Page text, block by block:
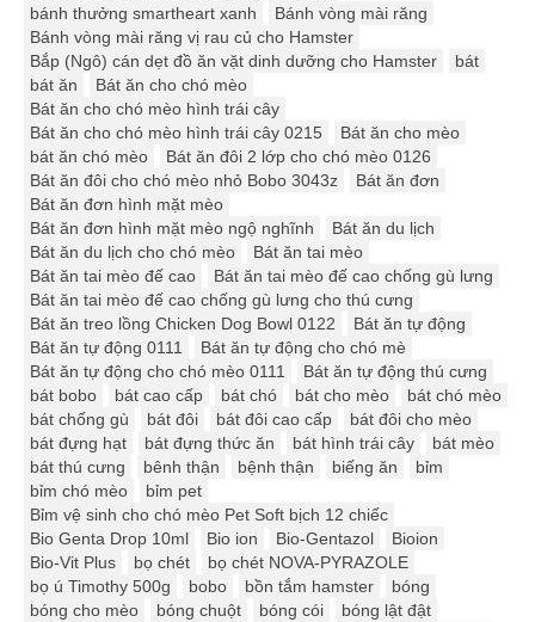
bánh thưởng smartheart xanh
Bánh vòng mài răng
Bánh vòng mài răng vị rau củ cho Hamster
Bắp (Ngô) cán dẹt đồ ăn vặt dinh dưỡng cho Hamster
bát
bát ăn
Bát ăn cho chó mèo
Bát ăn cho chó mèo hình trái cây
Bát ăn cho chó mèo hình trái cây 0215
Bát ăn cho mèo
bát ăn chó mèo
Bát ăn đôi 2 lớp cho chó mèo 0126
Bát ăn đôi cho chó mèo nhỏ Bobo 3043z
Bát ăn đơn
Bát ăn đơn hình mặt mèo
Bát ăn đơn hình mặt mèo ngộ nghĩnh
Bát ăn du lịch
Bát ăn du lịch cho chó mèo
Bát ăn tai mèo
Bát ăn tai mèo đế cao
Bát ăn tai mèo đế cao chống gù lưng
Bát ăn tai mèo đế cao chống gù lưng cho thú cưng
Bát ăn treo lồng Chicken Dog Bowl 0122
Bát ăn tự động
Bát ăn tự động 0111
Bát ăn tự động cho chó mè
Bát ăn tự động cho chó mèo 0111
Bát ăn tự động thú cưng
bát bobo
bát cao cấp bát chó bát cho mèo
bát chó mèo
bát chống gù
bát đôi bát đôi cao cấp
bát đôi cho mèo
bát đựng hạt
bát đựng thức ăn bát hình trái cây
bát mèo
bát thú cưng
bênh thận bệnh thận biếng ăn
bỉm
bỉm chó mèo
bỉm pet
Bỉm vệ sinh cho chó mèo Pet Soft bịch 12 chiếc
Bio Genta Drop 10ml
Bio ion Bio-Gentazol
Bioion
Bio-Vit Plus
bọ chét
bọ chét NOVA-PYRAZOLE
bọ ú Timothy 500g
bobo bồn tắm hamster
bóng
bóng cho mèo
bóng chuột bóng cói
bóng lật đật